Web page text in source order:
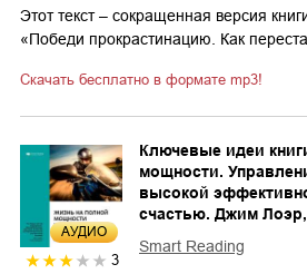
Этот текст – сокращенная версия
«Победи прокрастинацию. Как
Скачать бесплатно в формате mp3!
AУДИО
3
Ключевые идеи
мощности.
высокой
счастью. Джим
Smart Reading